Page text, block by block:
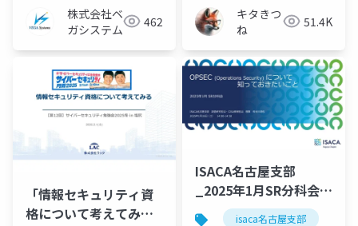
株式会社ベ
ガシステム
462
キタきつ
ね
51.4K
「情報セキュリティ資
格について考えてみ
ISACA名古屋支部
_2025年1月SR分科会
_OPSECisaca名古屋支部